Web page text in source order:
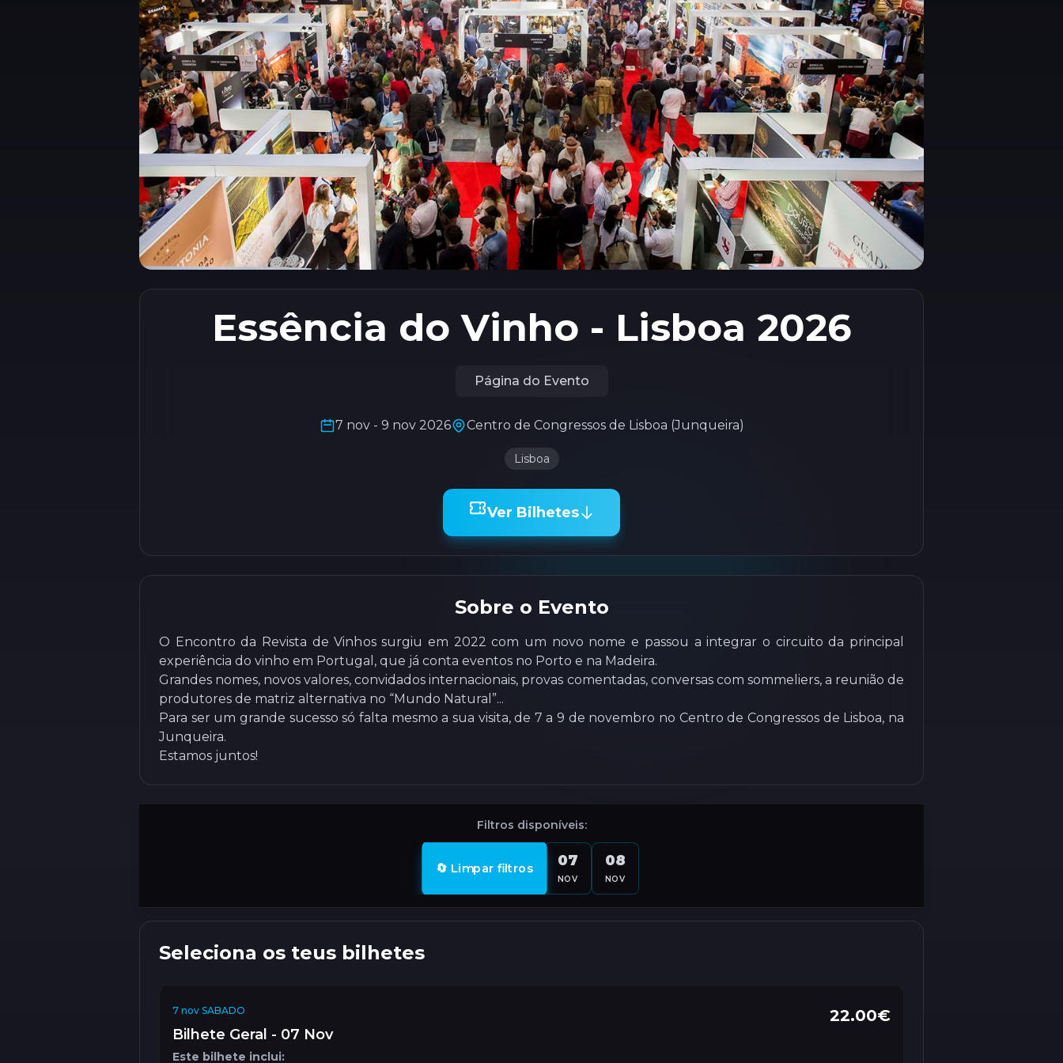
Essência do Vinho - Lisboa 2026
Página do Evento
7 nov - 9 nov 2026 Centro de Congressos de Lisboa (Junqueira)
Lisboa
Ver Bilhetes
Sobre o Evento
O Encontro da Revista de Vinhos surgiu em 2022 com um novo nome e passou a integrar o circuito da principal
experiência do vinho em Portugal, que já conta eventos no Porto e na Madeira.
Grandes nomes, novos valores, convidados internacionais, provas comentadas, conversas com sommeliers, a reunião de
produtores de matriz alternativa no “Mundo Natural”...
Para ser um grande sucesso só falta mesmo a sua visita, de 7 a 9 de novembro no Centro de Congressos de Lisboa, na
Junqueira.
Estamos juntos!
Filtros disponíveis:
🔄 Limpar filtros 07
NOV
08
NOV
Seleciona os teus bilhetes
7 nov SABADO 22.00€
Bilhete Geral - 07 Nov
Este bilhete inclui: